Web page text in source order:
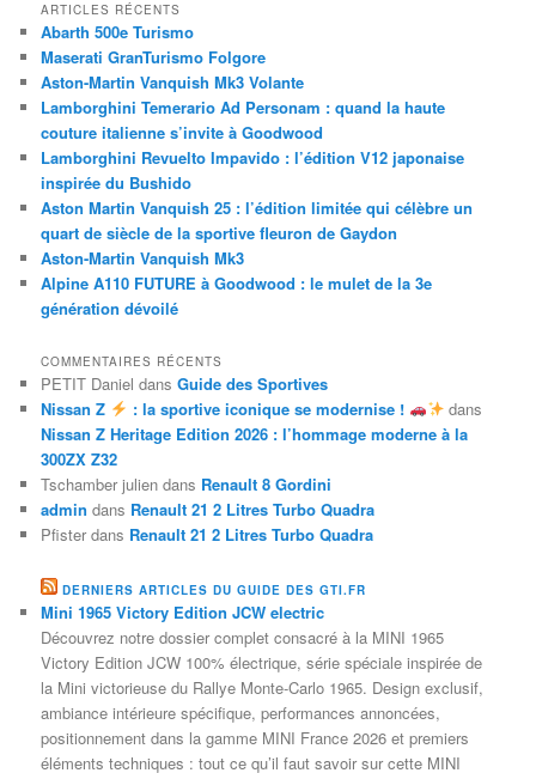
ARTICLES RÉCENTS
Abarth 500e Turismo
Maserati GranTurismo Folgore
Aston-Martin Vanquish Mk3 Volante
Lamborghini Temerario Ad Personam : quand la haute
couture italienne s’invite à Goodwood
Lamborghini Revuelto Impavido : l’édition V12 japonaise
inspirée du Bushido
Aston Martin Vanquish 25 : l’édition limitée qui célèbre un
quart de siècle de la sportive fleuron de Gaydon
Aston-Martin Vanquish Mk3
Alpine A110 FUTURE à Goodwood : le mulet de la 3e
génération dévoilé
COMMENTAIRES RÉCENTS
PETIT Daniel dansGuide des Sportives
Nissan Z
: la sportive iconique se modernise !
dans
Nissan Z Heritage Edition 2026 : l’hommage moderne à la
300ZX Z32
Tschamber julien dans Renault 8 Gordini
admin dans Renault 21 2 Litres Turbo Quadra
Pfister dans Renault 21 2 Litres Turbo Quadra
DERNIERS ARTICLES DU GUIDE DES GTI.FR
Mini 1965 Victory Edition JCW electric
Découvrez notre dossier complet consacré à la MINI 1965
Victory Edition JCW 100% électrique, série spéciale inspirée de
la Mini victorieuse du Rallye Monte-Carlo 1965. Design exclusif,
ambiance intérieure spécifique, performances annoncées,
positionnement dans la gamme MINI France 2026 et premiers
éléments techniques : tout ce qu’il faut savoir sur cette MINI